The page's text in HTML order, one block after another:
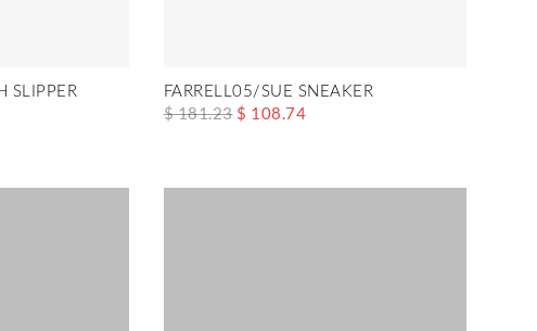
SLIPPER FARRELL05/SUE SNEAKER
$ 181.23 $ 108.74